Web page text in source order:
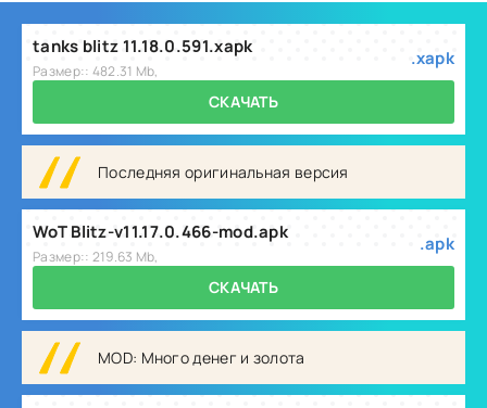
tanks blitz 11.18.0.591.xapk
Размер:: 482.31 Mb,
.xapk
СКАЧАТЬ
Последняя оригинальная версия
WoT Blitz-v11.17.0.466-mod.apk
Размер:: 219.63 Mb,
.apk
СКАЧАТЬ
MOD: Много денег и золота